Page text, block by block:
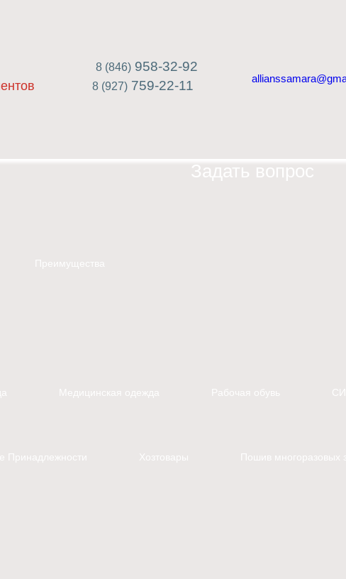
8 (846) 958-32-92
8 (927) 759-22-11
Преимущества
Медицинская одежда Рабочая обувь
Принадлежности Хозтовары Пошив многоразовых
Задать вопрос